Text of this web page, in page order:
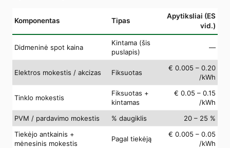
Komponentas Tipas
Apytiksliai (ES
vid.)
Didmeninė spot kaina
Kintama (šis
puslapis)
—
Elektros mokestis / akcizas Fiksuotas
€ 0.005 – 0.20
/kWh
Tinklo mokestis
Fiksuotas +
kintamas
€ 0.05 – 0.15
/kWh
PVM / pardavimo mokestis
% daugiklis
20 – 25 %
Tiekėjo antkainis +
mėnesinis mokestis
Pagal tiekėją
€ 0.005 – 0.05
/kWh